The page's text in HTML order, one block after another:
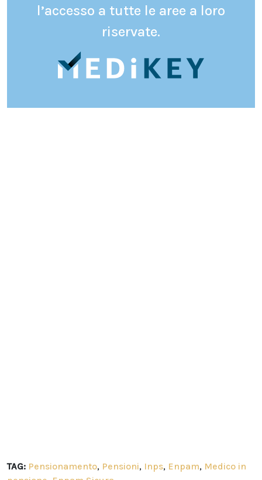
l’accesso a tutte le aree a loro
riservate.
TAG: Pensionamento, Pensioni, Inps, Enpam, Medico in